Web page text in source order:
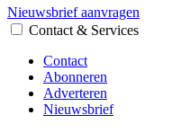
Nieuwsbrief aanvragen
Contact & Services
Contact
Abonneren
Adverteren
Nieuwsbrief